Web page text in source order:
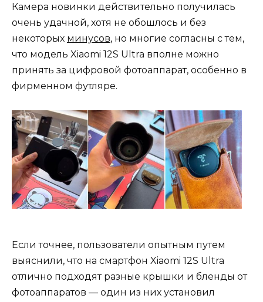
Камера новинки действительно получилась
очень удачной, хотя не обошлось и без
некоторых минусов, но многие согласны с тем,
что модель Xiaomi 12S Ultra вполне можно
принять за цифровой фотоаппарат, особенно в
фирменном футляре.
Если точнее, пользователи опытным путем
выяснили, что на смартфон Xiaomi 12S Ultra
отлично подходят разные крышки и бленды от
фотоаппаратов — один из них установил